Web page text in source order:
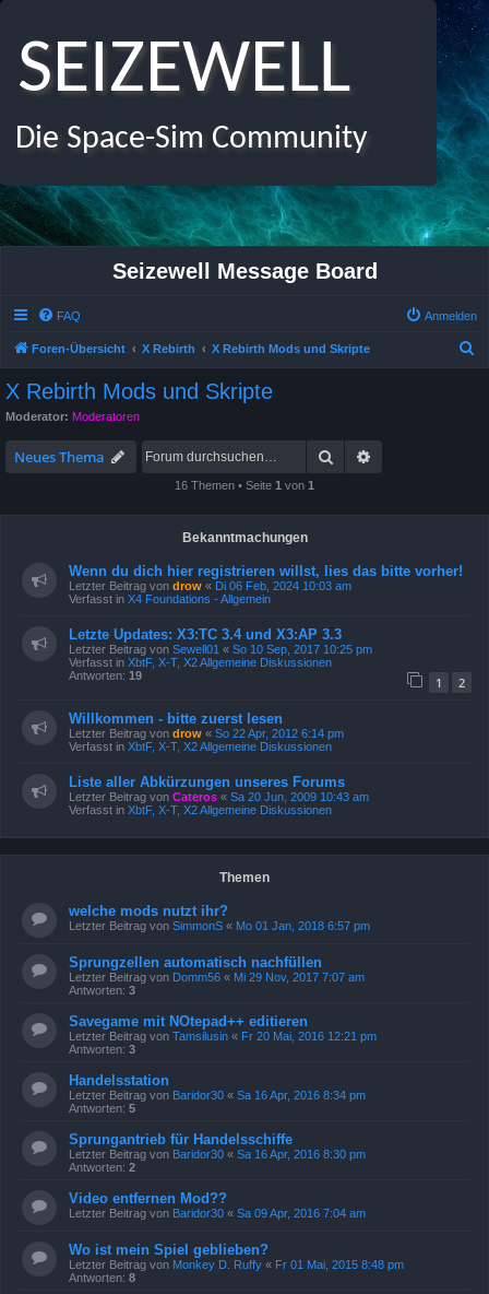
SEIZEWELL
Die Space-Sim Community
Seizewell Message Board
FAQ Anmelden
Foren-Übersicht X Rebirth X Rebirth Mods und Skripte
X Rebirth Mods und Skripte
Moderator: Moderatoren
Neues Thema Suche
16 Themen • Seite 1 von 1
Bekanntmachungen
Wenn du dich hier registrieren willst, lies das bitte vorher!
Letzter Beitrag von drow « Di 06 Feb, 2024 10:03 am
Verfasst in X4 Foundations - Allgemein
Letzte Updates: X3:TC 3.4 und X3:AP 3.3
Letzter Beitrag von Sewell01 « So 10 Sep, 2017 10:25 pm
Verfasst in XbtF, X-T, X2 Allgemeine Diskussionen
Antworten: 19 1 2
Willkommen - bitte zuerst lesen
Letzter Beitrag von drow « So 22 Apr, 2012 6:14 pm
Verfasst in XbtF, X-T, X2 Allgemeine Diskussionen
Liste aller Abkürzungen unseres Forums
Letzter Beitrag von Cateros « Sa 20 Jun, 2009 10:43 am
Verfasst in XbtF, X-T, X2 Allgemeine Diskussionen
Themen
welche mods nutzt ihr?
Letzter Beitrag von SimmonS « Mo 01 Jan, 2018 6:57 pm
Sprungzellen automatisch nachfüllen
Letzter Beitrag von Domm56 « Mi 29 Nov, 2017 7:07 am
Antworten: 3
Savegame mit NOtepad++ editieren
Letzter Beitrag von Tamsilusin « Fr 20 Mai, 2016 12:21 pm
Antworten: 3
Handelsstation
Letzter Beitrag von Baridor30 « Sa 16 Apr, 2016 8:34 pm
Antworten: 5
Sprungantrieb für Handelsschiffe
Letzter Beitrag von Baridor30 « Sa 16 Apr, 2016 8:30 pm
Antworten: 2
Video entfernen Mod??
Letzter Beitrag von Baridor30 « Sa 09 Apr, 2016 7:04 am
Wo ist mein Spiel geblieben?
Letzter Beitrag von Monkey D. Ruffy « Fr 01 Mai, 2015 8:48 pm
Antworten: 8